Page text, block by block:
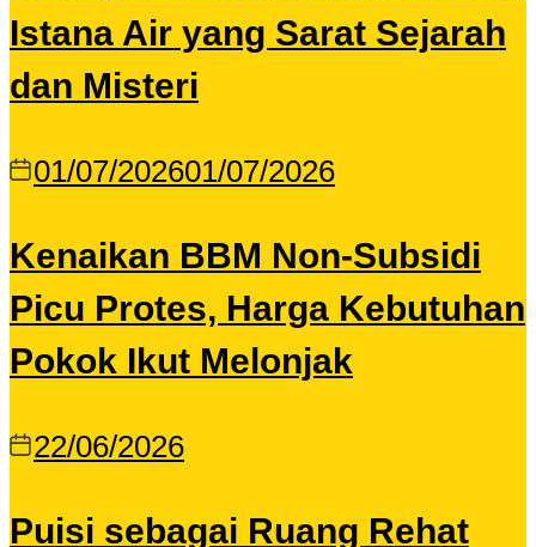
Istana Air yang Sarat Sejarah
dan Misteri
01/07/202601/07/2026
Kenaikan BBM Non-Subsidi
Picu Protes, Harga Kebutuhan
Pokok Ikut Melonjak
22/06/2026
Puisi sebagai Ruang Rehat